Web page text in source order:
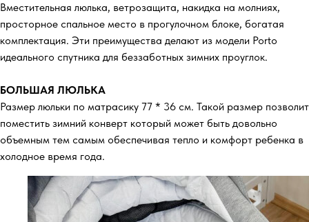
Вместительная люлька, ветрозащита, накидка на молниях,
просторное спальное место в прогулочном блоке, богатая
комплектация. Эти преимущества делают из модели Porto
идеального спутника для беззаботных зимних проуглок.
БОЛЬШАЯ ЛЮЛЬКА
Размер люльки по матрасику 77 * 36 см. Такой размер позволит
поместить зимний конверт который может быть довольно
объемным тем самым обеспечивая тепло и комфорт ребенка в
холодное время года.